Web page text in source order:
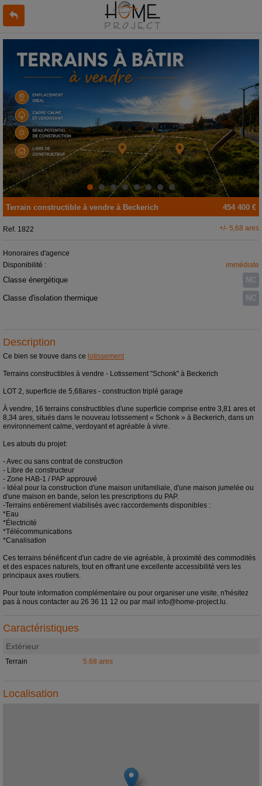
454 400 €
Terrain constructible à vendre à Beckerich
Ref. 1822 +/- 5,68 ares
Honoraires d'agence
Disponibilité :
immédiate
Classe énergétique NC
Classe d'isolation thermique NC
Description
Ce bien se trouve dans ce lotissement
Terrains constructibles à vendre - Lotissement "Schonk" à Beckerich
LOT 2, superficie de 5,68ares - construction triplé garage
À vendre, 16 terrains constructibles d'une superficie comprise entre 3,81 ares et
8,34 ares, situés dans le nouveau lotissement « Schonk » à Beckerich, dans un
environnement calme, verdoyant et agréable à vivre.
Les atouts du projet:
- Avec ou sans contrat de construction
- Libre de constructeur
- Zone HAB-1 / PAP approuvé
- Idéal pour la construction d'une maison unifamiliale, d'une maison jumelée ou
d'une maison en bande, selon les prescriptions du PAP.
-Terrains entièrement viabilisés avec raccordements disponibles :
*Eau
*Électricité
*Télécommunications
*Canalisation
Ces terrains bénéficent d'un cadre de vie agréable, à proximité des commodités
et des espaces naturels, tout en offrant une excellente accessibilité vers les
principaux axes routiers.
Pour toute information complémentaire ou pour organiser une visite, n'hésitez
pas à nous contacter au 26 36 11 12 ou par mail info@home-project.lu.
Caractéristiques
Extérieur
Terrain 5.68 ares
Localisation